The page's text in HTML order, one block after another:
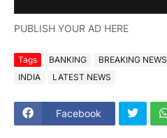
PUBLISH YOUR AD HERE
Tags BANKING BREAKING NEWS
INDIA
LATEST NEWS
Facebook